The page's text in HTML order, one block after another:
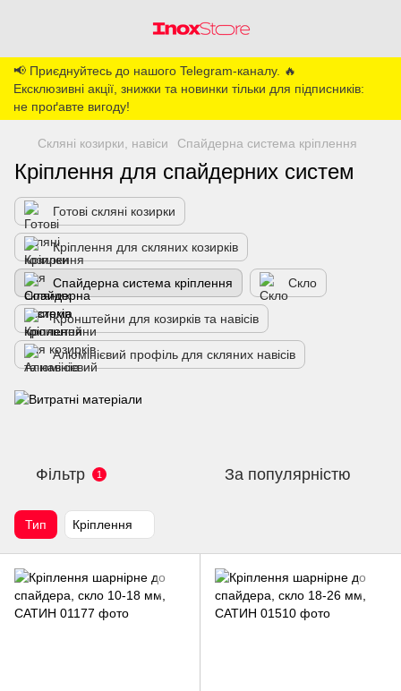
📢 Приєднуйтесь до нашого Telegram-каналу. 🔥
Ексклюзивні акції, знижки та новинки тільки для підписників:
не проґавте вигоду!
Скляні козирки, навіси Спайдерна система кріплення
Кріплення для спайдерних систем
Готові скляні козирки
Кріплення для скляних козирків
Спайдерна система кріплення Скло
Кронштейни для козирків та навісів
Алюмінієвий профіль для скляних навісів
Фільтр 1 За популярністю
Тип Кріплення